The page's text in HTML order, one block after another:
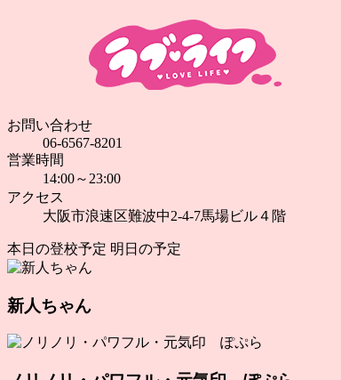
お問い合わせ
06-6567-8201
営業時間
14:00～23:00
アクセス
大阪市浪速区難波中2-4-7馬場ビル４階
本日の登校予定 明日の予定
新人ちゃん